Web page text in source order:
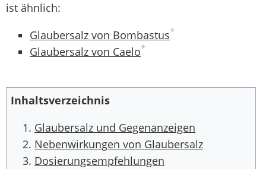
ist ähnlich:
Glaubersalz von Bombastus*
Glaubersalz von Caelo*
Inhaltsverzeichnis
Glaubersalz und Gegenanzeigen
Nebenwirkungen von Glaubersalz
Dosierungsempfehlungen